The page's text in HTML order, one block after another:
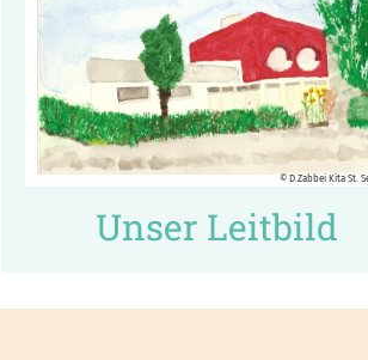
© D.Zabbei Kita St.
Unser Leitbild